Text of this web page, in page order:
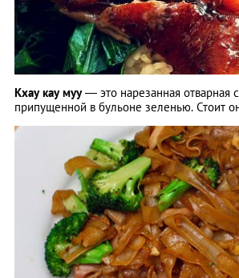
Кхау кау муу― это нарезанная отварная
припущенной в бульоне зеленью. Стоит